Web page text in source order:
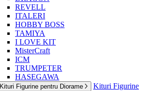
REVELL
ITALERI
HOBBY BOSS
TAMIYA
I LOVE KIT
MisterCraft
ICM
TRUMPETER
HASEGAWA
Kituri Figurine pentru Diorame
Kituri Figurine